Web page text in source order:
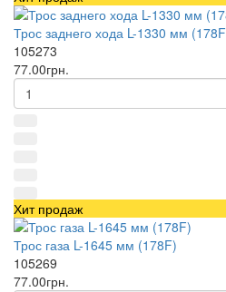
Трос заднего хода L-1330 мм
105273
77.00грн.
Хит продаж
Трос газа L-1645 мм (178F)
105269
77.00грн.